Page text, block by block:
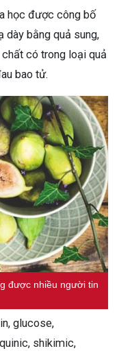
học được công bố
dày bằng quả sung,
có trong loại quả
bao tử.
được nhiều người tin
glucose,
shikimic,